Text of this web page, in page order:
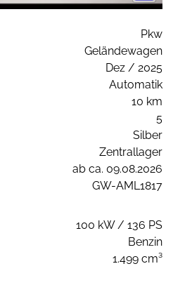
Pkw
Geländewagen
Dez / 2025
Automatik
10 km
5
Silber
Zentrallager
ab ca. 09.08.2026
GW-AML1817
100 kW / 136 PS
Benzin
1.499 cm³